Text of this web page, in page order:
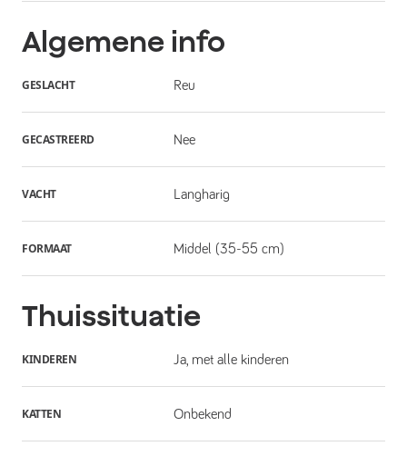
Algemene info
GESLACHT Reu
GECASTREERD Nee
VACHT Langharig
FORMAAT Middel (35-55 cm)
Thuissituatie
KINDEREN Ja, met alle kinderen
KATTEN Onbekend